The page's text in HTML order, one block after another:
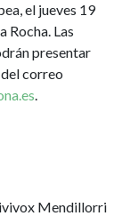
el jueves 19
Rocha. Las
presentar
correo
.
Mendillorri